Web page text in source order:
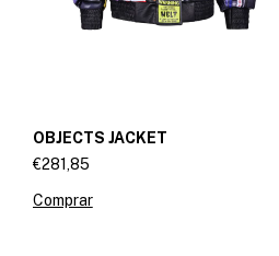
OBJECTS JACKET
€281,85
Comprar